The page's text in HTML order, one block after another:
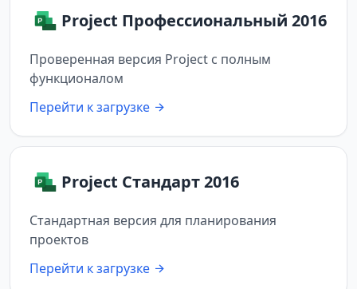
Project Профессиональный 2016
Проверенная версия Project с полным
функционалом
Перейти к загрузке
Project Стандарт 2016
Стандартная версия для планирования
проектов
Перейти к загрузке